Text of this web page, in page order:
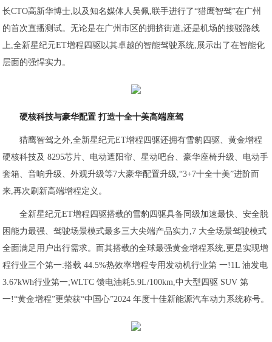
长CTO高新华博士,以及知名媒体人吴佩,联手进行了“猎鹰智驾”在广州
的首次直播测试。无论是在广州市区的拥挤街道,还是机场的接驳路线
上,全新星纪元ET增程四驱以其卓越的智能驾驶系统,展示出了在智能化
层面的强悍实力。
硬核科技与豪华配置 打造十全十美高端座驾
猎鹰智驾之外,全新星纪元ET增程四驱还拥有雪豹四驱、黄金增程
硬核科技及 8295芯片、电动遮阳帘、星动吧台、豪华座椅升级、电动手
套箱、音响升级、外观升级等7大豪华配置升级,“3+7十全十美”进阶而
来,再次刷新高端增程定义。
全新星纪元ET增程四驱搭载的雪豹四驱具备同级加速最快、安全脱
困能力最强、驾驶场景模式最多三大尖端产品实力,7 大全场景驾驶模式
全面满足用户出行需求。而其搭载的全球最强黄金增程系统,更是实现增
程行业三个第一:搭载 44.5%热效率增程专用发动机行业第 一!1L 油发电
3.67kWh行业第一;WLTC 馈电油耗5.9L/100km,中大型四驱 SUV 第
一!“黄金增程”更荣获“中国心”2024 年度十佳新能源汽车动力系统称号。